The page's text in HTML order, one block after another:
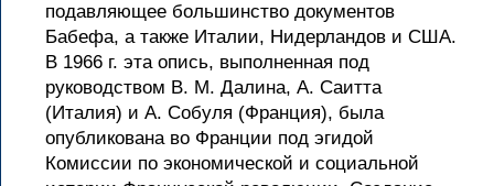
подавляющее большинство документов
Бабефа, а также Италии, Нидерландов и США.
В 1966 г. эта опись, выполненная под
руководством В. М. Далина, А. Саитта
(Италия) и А. Собуля (Франция), была
опубликована во Франции под эгидой
Комиссии по экономической и социальной